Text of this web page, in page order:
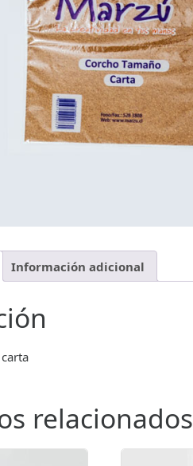
Información adicional
relacionados